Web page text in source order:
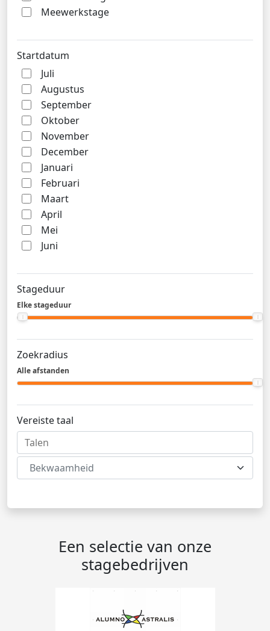
Meewerkstage
Startdatum
Juli
Augustus
September
Oktober
November
December
Januari
Februari
Maart
April
Mei
Juni
Stageduur
Elke stageduur
Zoekradius
Alle afstanden
Vereiste taal
Bekwaamheid
Een selectie van onze
stagebedrijven